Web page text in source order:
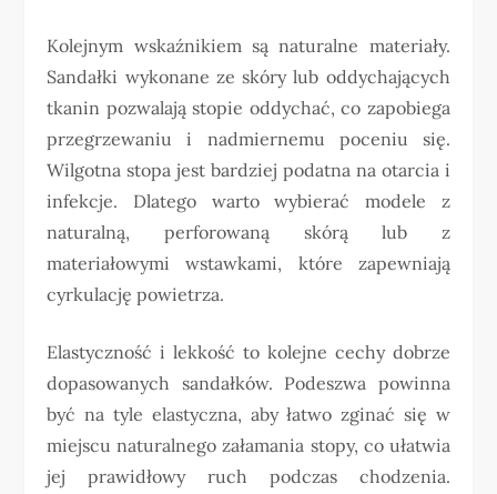
Kolejnym wskaźnikiem są naturalne materiały.
Sandałki wykonane ze skóry lub oddychających
tkanin pozwalają stopie oddychać, co zapobiega
przegrzewaniu i nadmiernemu poceniu się.
Wilgotna stopa jest bardziej podatna na otarcia i
infekcje. Dlatego warto wybierać modele z
naturalną, perforowaną skórą lub z
materiałowymi wstawkami, które zapewniają
cyrkulację powietrza.
Elastyczność i lekkość to kolejne cechy dobrze
dopasowanych sandałków. Podeszwa powinna
być na tyle elastyczna, aby łatwo zginać się w
miejscu naturalnego załamania stopy, co ułatwia
jej prawidłowy ruch podczas chodzenia.